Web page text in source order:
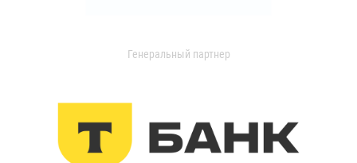
Генеральный партнер